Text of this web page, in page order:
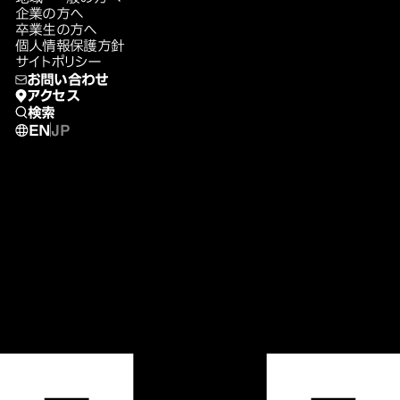
企業の方へ
卒業生の方へ
個人情報保護方針
サイトポリシー
お問い合わせ
アクセス
検索
EN JP